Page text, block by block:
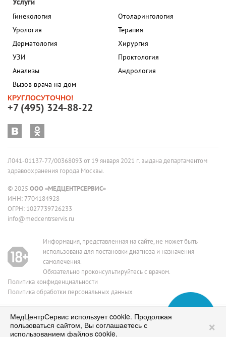
Сеть медицинских клиник в Москве
работаем с 1995 года
МедЦентрСервис использует cookie. Продолжая
пользоваться сайтом, Вы соглашаетесь с
использованием файлов cookie.
×
Гинекология
Урология
Дерматология
УЗИ
Анализы
Вызов врача на дом
Отоларингология
Терапия
Хирургия
Проктология
Андрология
КРУГЛОСУТОЧНО!
+7 (495) 324-88-22
Л041-01137-77/00368093 от 19 января 2021 г. выдана департаментом
здравоохранения города Москвы.
© 2025 ООО «МЕДЦЕНТРСЕРВИС»
ИНН: 7704184928
ОГРН: 1027739726233
info@medcentrservis.ru
Информация, представленная на сайте, не может быть
использована для постановки диагноза и назначения
самолечения.
Обязательно проконсультируйтесь с врачом.
Политика конфиденциальности
Политика обработки персональных данных
ИМЕЮТСЯ ПРОТИВОПОКАЗАНИЯ, НЕОБХОДИМО
ПРОКОНСУЛЬТИРОВАТЬСЯ СО СПЕЦИАЛИСТОМ